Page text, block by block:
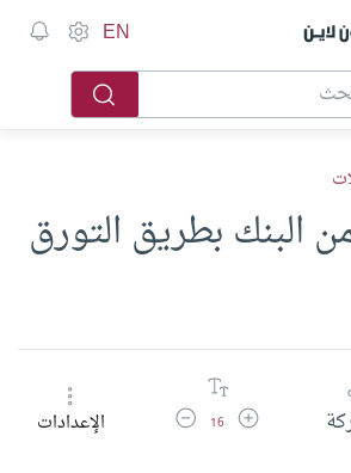
لاين EN
البنك بطريق التورق
زيادة حجم الخط
16 تقليل حجم الخطالإعدادات